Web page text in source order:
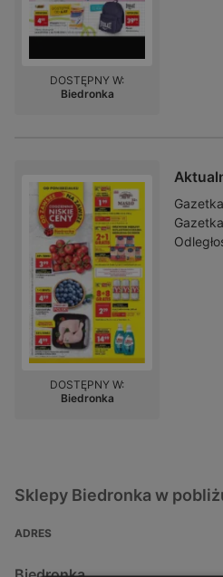
DOSTĘPNY W:
Biedronka
DOSTĘPNY W:
Biedronka
Sklepy Biedronka w
ADRES